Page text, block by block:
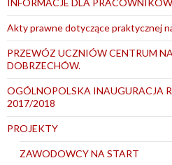
Akty prawne dotyczące praktycznej
PRZEWÓZ UCZNIÓW CENTRUM
DOBRZECHÓW.
OGÓLNOPOLSKA INAUGURACJA
2017/2018
PROJEKTY
ZAWODOWCY NA START